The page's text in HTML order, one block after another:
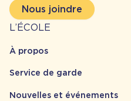
Nous joindre
À
propos
L’ÉCOLE
À propos
Service de garde
Nouvelles et événements